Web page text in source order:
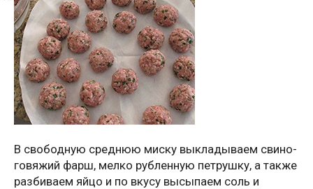
В свободную среднюю миску выкладываем свино-
говяжий фарш, мелко рубленную петрушку, а также
разбиваем яйцо и по вкусу высыпаем соль и